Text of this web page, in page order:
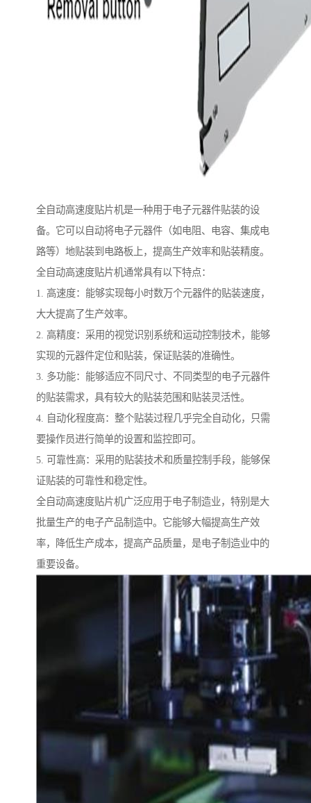
全自动高速度贴片机是一种用于电子元器件贴装的设
备。它可以自动将电子元器件（如电阻、电容、集成电
路等）地贴装到电路板上，提高生产效率和贴装精度。
全自动高速度贴片机通常具有以下特点：
1. 高速度：能够实现每小时数万个元器件的贴装速度，
大大提高了生产效率。
2. 高精度：采用的视觉识别系统和运动控制技术，能够
实现的元器件定位和贴装，保证贴装的准确性。
3. 多功能：能够适应不同尺寸、不同类型的电子元器件
的贴装需求，具有较大的贴装范围和贴装灵活性。
4. 自动化程度高：整个贴装过程几乎完全自动化，只需
要操作员进行简单的设置和监控即可。
5. 可靠性高：采用的贴装技术和质量控制手段，能够保
证贴装的可靠性和稳定性。
全自动高速度贴片机广泛应用于电子制造业，特别是大
批量生产的电子产品制造中。它能够大幅提高生产效
率，降低生产成本，提高产品质量，是电子制造业中的
重要设备。